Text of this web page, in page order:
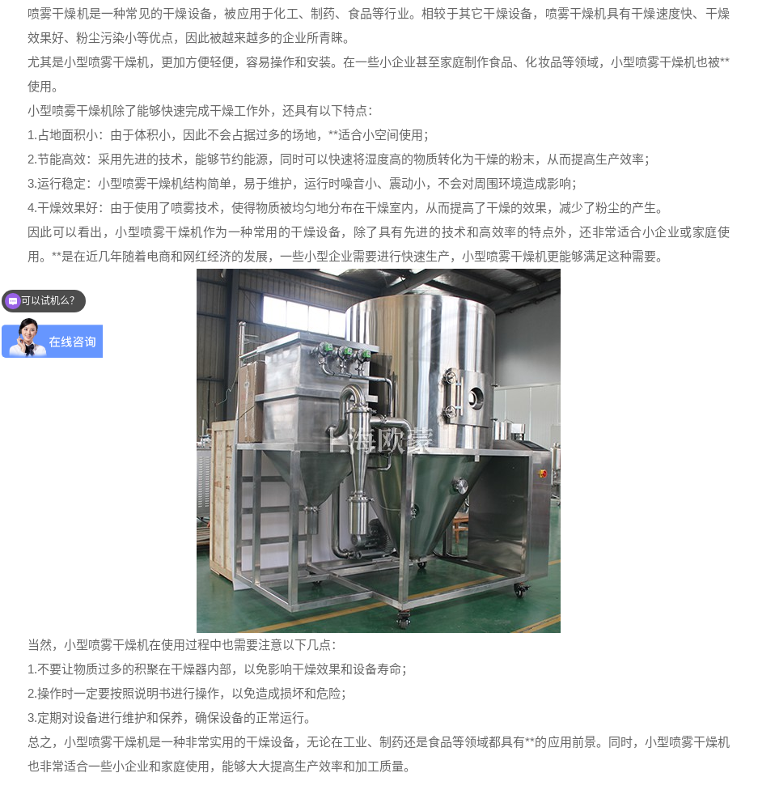
喷雾干燥机是一种常见的干燥设备，被应用于化工、制药、食品等行业。相较于其它干燥设备，喷雾干燥机具有干燥速度快、干燥
效果好、粉尘污染小等优点，因此被越来越多的企业所青睐。
尤其是小型喷雾干燥机，更加方便轻便，容易操作和安装。在一些小企业甚至家庭制作食品、化妆品等领域， 小型喷雾干燥机也被**
使用。
小型喷雾干燥机除了能够快速完成干燥工作外，还具有以下特点：
1.占地面积小：由于体积小，因此不会占据过多的场地，**适合小空间使用；
2.节能高效：采用先进的技术，能够节约能源，同时可以快速将湿度高的物质转化为干燥的粉末，从而提高生产效率；
3.运行稳定：小型喷雾干燥机结构简单，易于维护，运行时噪音小、震动小，不会对周围环境造成影响；
4.干燥效果好：由于使用了喷雾技术，使得物质被均匀地分布在干燥室内，从而提高了干燥的效果，减少了粉尘的产生。
因此可以看出，小型喷雾干燥机作为一种常用的干燥设备，除了具有先进的技术和高效率的特点外，还非常适合小企业或家庭使
用。**是在近几年随着电商和网红经济的发展，一些小型企业需要进行快速生产，小型喷雾干燥机更能够满足这种需要。
当然，小型喷雾干燥机在使用过程中也需要注意以下几点：
1.不要让物质过多的积聚在干燥器内部，以免影响干燥效果和设备寿命；
2.操作时一定要按照说明书进行操作，以免造成损坏和危险；
3.定期对设备进行维护和保养，确保设备的正常运行。
总之，小型喷雾干燥机是一种非常实用的干燥设备，无论在工业、制药还是食品等领域都具有**的应用前景。同时，小型喷雾干燥机
也非常适合一些小企业和家庭使用，能够大大提高生产效率和加工质量。
可以发一下资料报价吗